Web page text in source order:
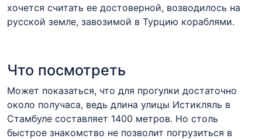
хочется считать ее достоверной, возводилось на
русской земле, завозимой в Турцию кораблями.
Что посмотреть
Может показаться, что для прогулки достаточно
около получаса, ведь длина улицы Истикляль в
Стамбуле составляет 1400 метров. Но столь
быстрое знакомство не позволит погрузиться в